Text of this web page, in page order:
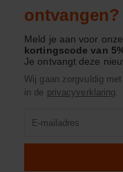
ontvangen?
Meld je aan voor
kortingscode van
Je ontvangt deze
Wij gaan zorgvuldig
in de privacyverklaring.